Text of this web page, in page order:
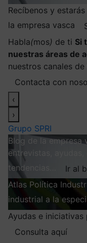
Recíbenos y
la empresa vasca
Habla(mos) de ti Si
nuestras áreas de
nuestros canales
Contacta con
‹
›
Grupo SPRI
Blog de la empresa
entrevistas,
tendencias…
Ir al
Atlas Política
industrial a la
Ayudas e
Consulta aquí